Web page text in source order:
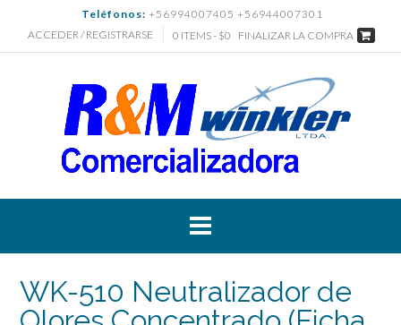
contenido
Teléfonos: +56994007405 +56944007301
ACCEDER / REGISTRARSE
0 ITEMS - $0 FINALIZAR LA COMPRA
WK-510 Neutralizador de